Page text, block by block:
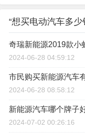
“想买电动汽车多
奇瑞新能源2019款小
2024-06-28 04:59:12
市民购买新能源汽车
2024-06-28 08:58:12
新能源汽车哪个牌子
2024-07-02 00:26:16